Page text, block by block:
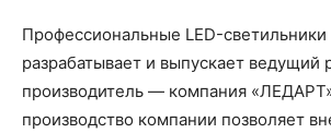
Профессиональные LED-
разрабатывает и выпускает ведущий
производитель — компания
производство компании позволяет